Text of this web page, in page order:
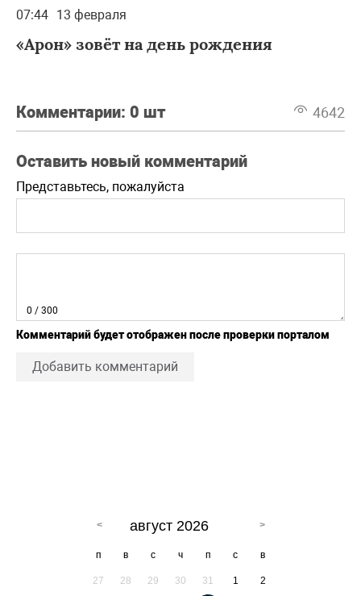
07:44 13 февраля
«Арон» зовёт на день рождения
Комментарии: 0 шт 4642
Оставить новый комментарий
Представьтесь, пожалуйста
0 / 300
Комментарий будет отображен после проверки порталом
Добавить комментарий
август 2026
п в с ч п с в
27 28 29 30 31 1 2